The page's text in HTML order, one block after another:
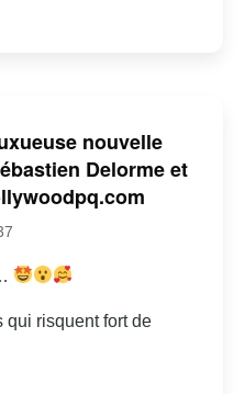
nouvelle
Delorme et
qui risquent fort de